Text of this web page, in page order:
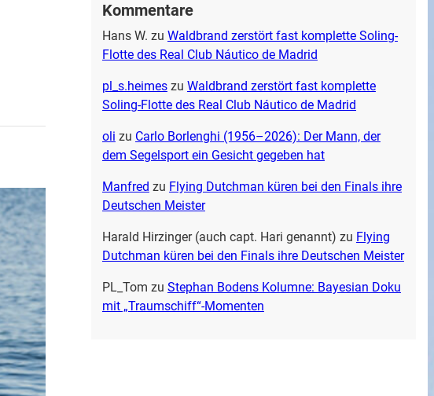
Kommentare
Hans W. zu Waldbrand zerstört fast komplette Soling-
Flotte des Real Club Náutico de Madrid
pl_s.heimeszu Waldbrand zerstört fast komplette
Soling-Flotte des Real Club Náutico de Madrid
oli zu Carlo Borlenghi (1956–2026): Der Mann, der
dem Segelsport ein Gesicht gegeben hat
Manfred zu Flying Dutchman küren bei den Finals ihre
Deutschen Meister
Harald Hirzinger (auch capt. Hari genannt) zu Flying
Dutchman küren bei den Finals ihre Deutschen Meister
PL_Tom zu Stephan Bodens Kolumne: Bayesian Doku
mit „Traumschiff“-Momenten